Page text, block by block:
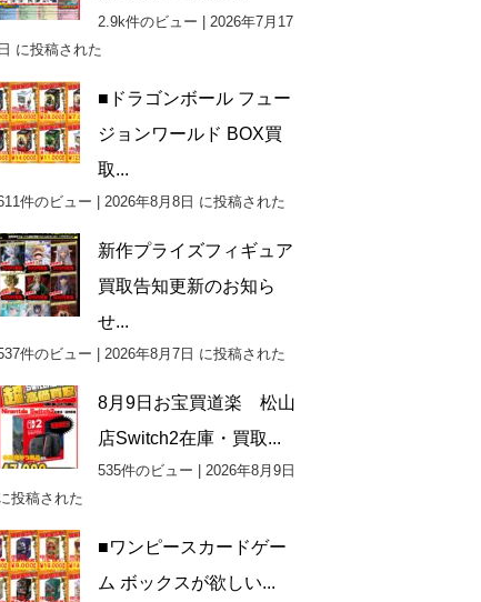
2.9k件のビュー
2026年7月17
日 に投稿された
■ドラゴンボール フュー
ジョンワールド BOX買
取...
件のビュー 2026年8月8日 に投稿された
新作プライズフィギュア
買取告知更新のお知ら
せ...
件のビュー 2026年8月7日 に投稿された
8月9日お宝買道楽 松山
店Switch2在庫・買取...
535件のビュー
2026年8月9日
投稿された
■ワンピースカードゲー
ム ボックスが欲しい...